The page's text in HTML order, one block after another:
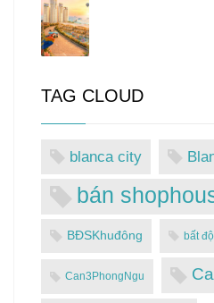
TAG CLOUD
blanca city
bán
BĐSKhuđông bất
Can3PhongNgu